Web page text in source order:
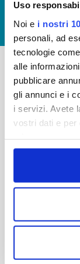
Uso
Noi e i nostri
personali, ad
tecnologie
alle
pubblicare
gli annunci e i
i servizi. Avete
vostri dati e per
in cui avete
modificare o
momento dalla
Con il tuo
Publiacqua
Via Villamagna
50126 Fi
Tel. +39
Reg Imprese